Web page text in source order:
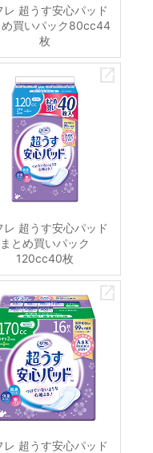
レ 超うす安心パッド
め買いパック80cc44
枚
レ 超うす安心パッド
まとめ買いパック
120cc40枚
レ 超うす安心パッド